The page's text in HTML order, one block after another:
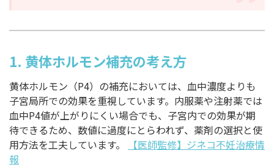
1. 黄体ホルモン補充の考え方
黄体ホルモン（P4）の補充においては、血中濃度よりも
子宮局所での効果を重視しています。内服薬や注射薬では
血中P4値が上がりにくい場合でも、子宮内での効果が期
待できるため、数値に過度にとらわれず、薬剤の選択と使
用方法を工夫しています。
【医師監修】ジネコ不妊治療情
報